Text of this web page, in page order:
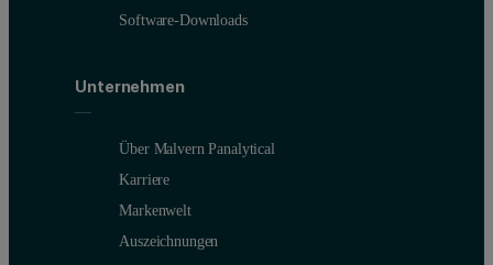
Software-Downloads
Unternehmen
Über Malvern Panalytical
Karriere
Markenwelt
Auszeichnungen